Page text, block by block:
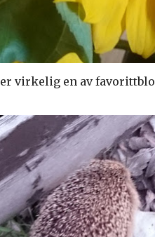
er virkelig en av